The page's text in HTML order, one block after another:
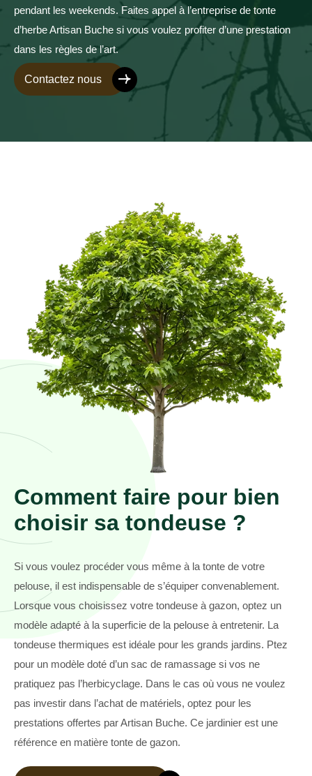
pendant les weekends. Faites appel à l’entreprise de tonte
d’herbe Artisan Buche si vous voulez profiter d’une prestation
dans les règles de l’art.
Contactez nous
Comment faire pour bien
choisir sa tondeuse ?
Si vous voulez procéder vous même à la tonte de votre
pelouse, il est indispensable de s’équiper convenablement.
Lorsque vous choisissez votre tondeuse à gazon, optez un
modèle adapté à la superficie de la pelouse à entretenir. La
tondeuse thermiques est idéale pour les grands jardins. Ptez
pour un modèle doté d’un sac de ramassage si vos ne
pratiquez pas l’herbicyclage. Dans le cas où vous ne voulez
pas investir dans l’achat de matériels, optez pour les
prestations offertes par Artisan Buche. Ce jardinier est une
référence en matière tonte de gazon.